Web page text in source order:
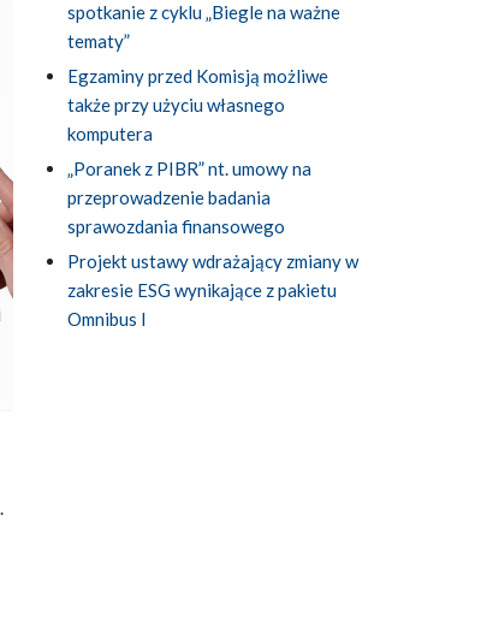
spotkanie z cyklu „Biegle na ważne
tematy”
Egzaminy przed Komisją możliwe
także przy użyciu własnego
komputera
„Poranek z PIBR” nt. umowy na
przeprowadzenie badania
sprawozdania finansowego
Projekt ustawy wdrażający zmiany w
zakresie ESG wynikające z pakietu
Omnibus I